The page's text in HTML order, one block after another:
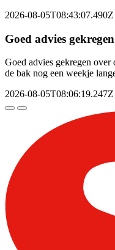
2026-08-05T08:43:07.490Z
Goed advies
Goed advies gekregen
de bak nog een weekje
2026-08-05T08:06:19.247Z